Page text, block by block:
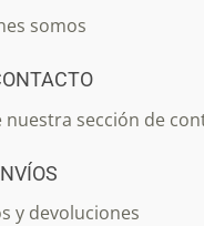
somos
nuestra sección de
y devoluciones